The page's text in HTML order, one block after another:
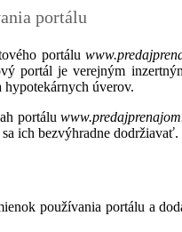
portálu
portálu
portál je verejným
hypotekárnych úverov.
portálu
ich bezvýhradne
používania portálu a